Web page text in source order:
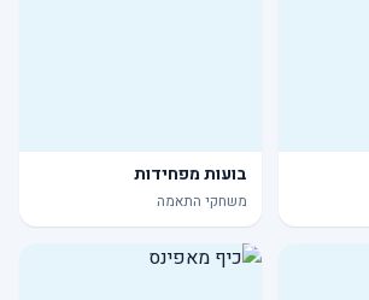
בועות מפחידות
משחקי התאמה